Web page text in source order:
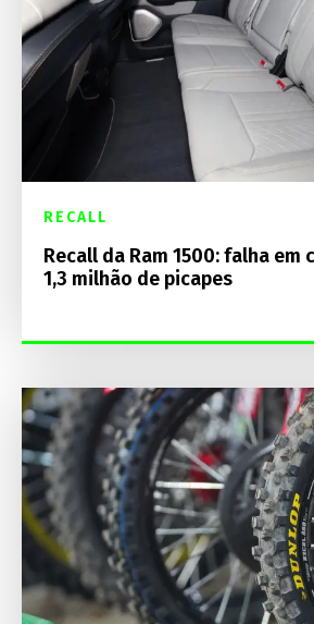
RECALL
Recall da Ram 1500: falha
1,3 milhão de picapes